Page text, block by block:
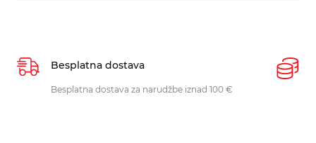
Besplatna dostava
Besplatna dostava za narudžbe iznad 100 €